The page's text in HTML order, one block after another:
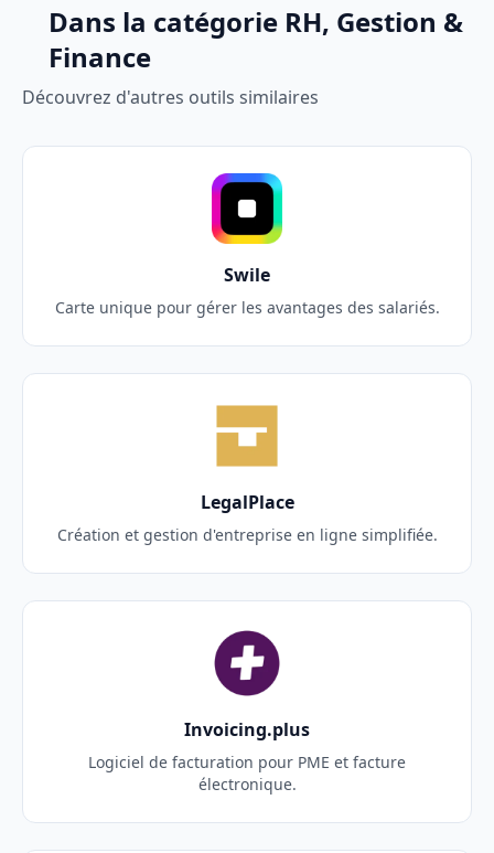
Dans la catégorie RH, Gestion &
Finance
Découvrez d'autres outils similaires
Swile
Carte unique pour gérer les avantages des salariés.
LegalPlace
Création et gestion d'entreprise en ligne simplifiée.
Invoicing.plus
Logiciel de facturation pour PME et facture
électronique.